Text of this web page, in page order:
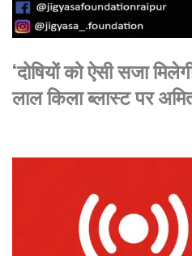
‘दोषियों को ऐसी सजा
लाल किला ब्लास्ट पर